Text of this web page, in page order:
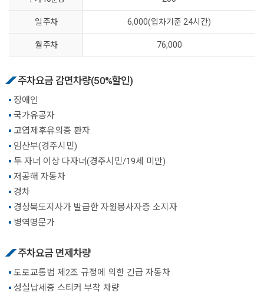
일 주차 6,000(입차기준 24시간)
월 주차 76,000
주차요금 감면차량(50%할인)
장애인
국가유공자
고엽제후유의증 환자
임산부(경주시민)
두 자녀 이상 다자녀(경주시민/19세 미만)
저공해 자동차
경차
경상북도지사가 발급한 자원봉사자증 소지자
병역명문가
주차요금 면제차량
도로교통법 제2조 규정에 의한 긴급 자동차
성실납세증 스티커 부착 차량